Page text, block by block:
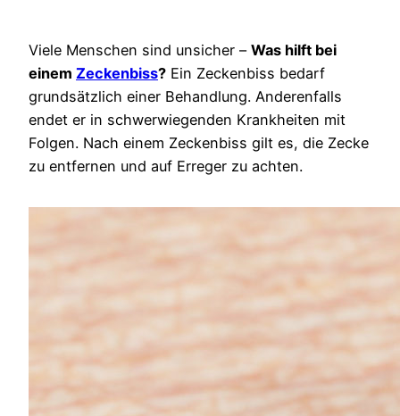
Viele Menschen sind unsicher – Was hilft bei
einem Zeckenbiss? Ein Zeckenbiss bedarf
grundsätzlich einer Behandlung. Anderenfalls
endet er in schwerwiegenden Krankheiten mit
Folgen. Nach einem Zeckenbiss gilt es, die Zecke
zu entfernen und auf Erreger zu achten.